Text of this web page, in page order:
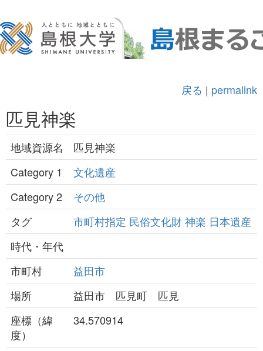
戻る | permalink
匹見神楽
地域資源名
匹見神楽
Category 1
文化遺産
Category 2
その他
タグ
市町村指定 民俗文化財神楽 日本遺産
時代・年代
市町村
益田市
場所
益田市 匹見町 匹見
座標（緯
度）
34.570914